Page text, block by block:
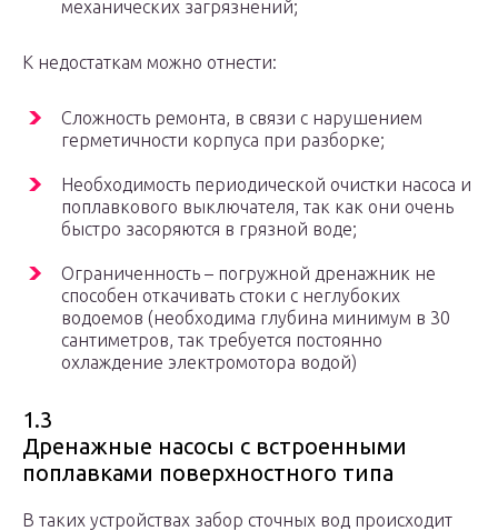
механических загрязнений;
К недостаткам можно отнести:
Сложность ремонта, в связи с нарушением
герметичности корпуса при разборке;
Необходимость периодической очистки насоса и
поплавкового выключателя, так как они очень
быстро засоряются в грязной воде;
Ограниченность – погружной дренажник не
способен откачивать стоки с неглубоких
водоемов (необходима глубина минимум в 30
сантиметров, так требуется постоянно
охлаждение электромотора водой)
1.3
Дренажные насосы с встроенными
поплавками поверхностного типа
В таких устройствах забор сточных вод происходит